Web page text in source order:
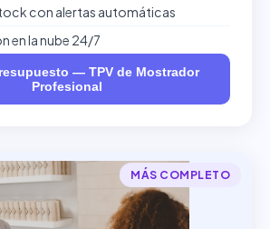
con alertas automáticas
en la nube 24/7
— TPV de Mostrador
Profesional
MÁS COMPLETO